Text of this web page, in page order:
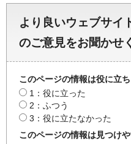
より良いウェブサイ
のご意見をお聞かせ
このページの情報は役に立
1：役に立った
2：ふつう
3：役に立たなかった
このページの情報は見つけ